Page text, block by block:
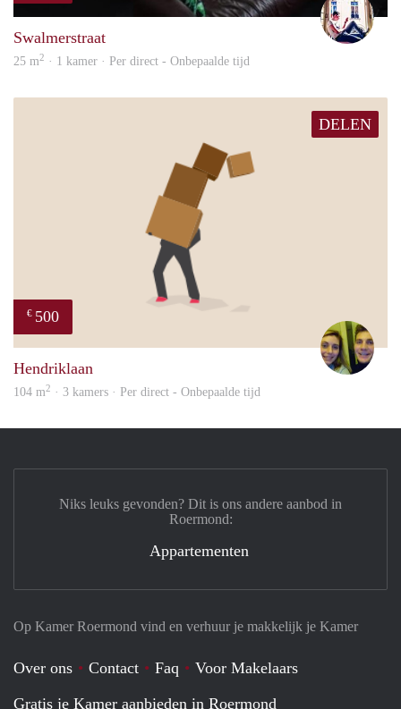
Swalmerstraat
25 m2 · 1 kamer · Per direct - Onbepaalde tijd
DELEN
€ 500
Hendriklaan
104 m2 · 3 kamers · Per direct - Onbepaalde tijd
Op Kamer Roermond vind en verhuur je makkelijk je Kamer
Over ons Contact Faq
Voor Makelaars
Gratis je Kamer aanbieden in Roermond
Niks leuks gevonden? Dit is ons andere aanbod in
Roermond:
Appartementen